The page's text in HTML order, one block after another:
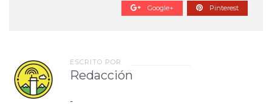
Google+ Pinterest
ESCRITO POR
Redacción
-